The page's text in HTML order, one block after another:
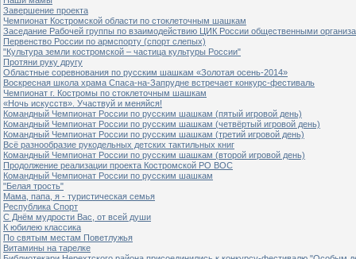
Завершение проекта
Чемпионат Костромской области по стоклеточным шашкам
Заседание Рабочей группы по взаимодействию ЦИК России общественными
Первенство России по армспорту (спорт слепых)
"Культура земли костромской – частица культуры России"
Протяни руку другу
Областные соревнования по русским шашкам «Золотая осень-2014»
Воскресная школа храма Спаса-на-Запрудне встречает конкурс-фестиваль
Чемпионат г. Костромы по стоклеточным шашкам
«Ночь искусств». Участвуй и меняйся!
Командный Чемпионат России по русским шашкам (пятый игровой день)
Командный Чемпионат России по русским шашкам (четвёртый игровой день)
Командный Чемпионат России по русским шашкам (третий игровой день)
Всё разнообразие рукодельных детских тактильных книг
Командный Чемпионат России по русским шашкам (второй игровой день)
Продолжение реализации проекта Костромской РО ВОС
Командный Чемпионат России по русским шашкам
"Белая трость"
Мама, папа, я - туристическая семья
Республика Спорт
С Днём мудрости Вас, от всей души
К юбилею классика
По святым местам Поветлужья
Витамины на тарелке